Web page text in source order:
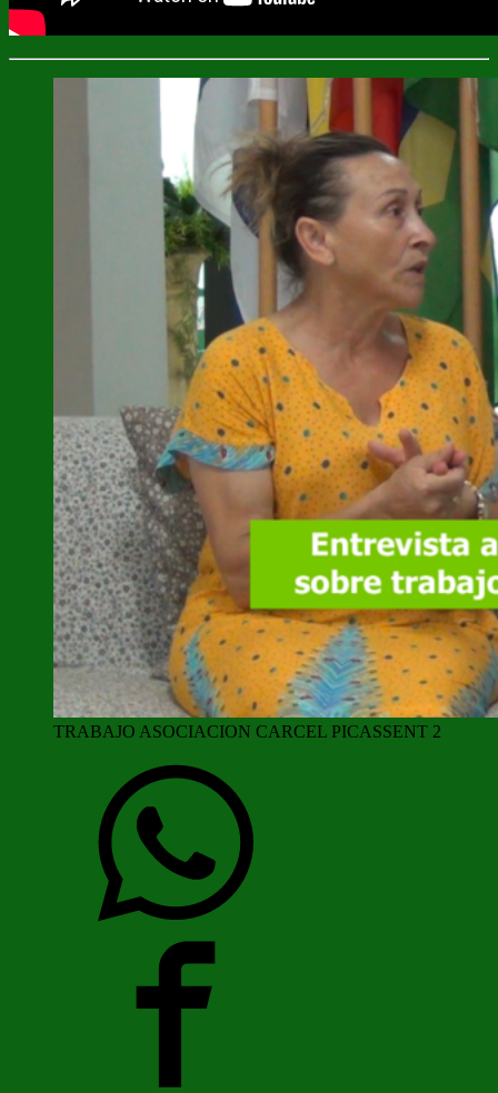
TRABAJO ASOCIACION CARCEL PICASSENT 2